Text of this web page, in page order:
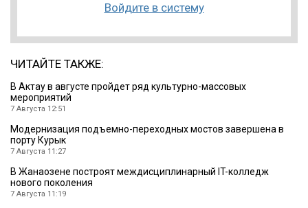
Войдите в систему
ЧИТАЙТЕ ТАКЖЕ:
В Актау в августе пройдет ряд культурно-массовых
мероприятий
7 Августа 12:51
Модернизация подъемно-переходных мостов завершена в
порту Курык
7 Августа 11:27
В Жанаозене построят междисциплинарный IT-колледж
нового поколения
7 Августа 11:19